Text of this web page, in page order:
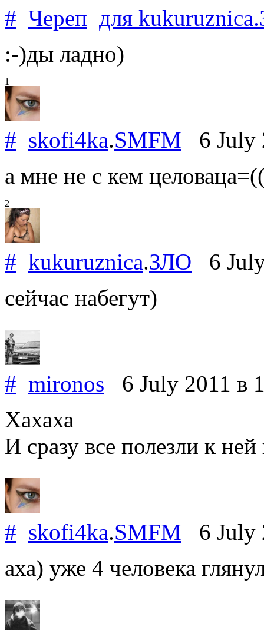
# Череп для kukuruznica.
:-)ды ладно)
1
# skofi4ka.SMFM 6 July
а мне не с кем
2
# kukuruznica.ЗЛО 6
сейчас набегут)
# mironos 6 July 2011 в
Хахаха
И сразу все полезли к
# skofi4ka.SMFM 6 July
аха) уже 4 человека